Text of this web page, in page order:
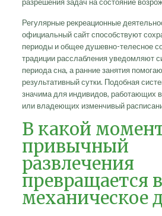
Регулярные рекреационные
официальный сайт способствуют
периоды и общее душевно-телесное
традиции расслабления уведомляют
периода сна, а ранние занятия
результативный сутки. Подобная
значима для индивидов, работающих
или владеющих изменчивый
В какой
привычный
развлечения
превращается в
механическое